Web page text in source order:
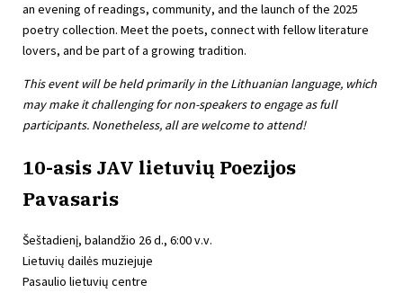
an evening of readings, community, and the launch of the 2025
poetry collection. Meet the poets, connect with fellow literature
lovers, and be part of a growing tradition.
This event will be held primarily in the Lithuanian language, which
may make it challenging for non-speakers to engage as full
participants. Nonetheless, all are welcome to attend!
10-asis JAV lietuvių Poezijos
Pavasaris
Šeštadienį, balandžio 26 d., 6:00 v.v.
Lietuvių dailės muziejuje
Pasaulio lietuvių centre